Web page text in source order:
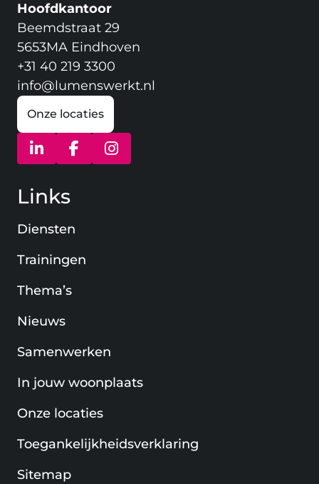
Hoofdkantoor
Beemdstraat 29
5653MA Eindhoven
+31 40 219 3300
info@lumenswerkt.nl
Onze locaties
(opent in nieuw venster)
(opent in nieuw venster)
(opent in nieuw venster)
Links
Diensten
Trainingen
Thema’s
Nieuws
Samenwerken
In jouw woonplaats
Onze locaties
Toegankelijkheidsverklaring
Sitemap